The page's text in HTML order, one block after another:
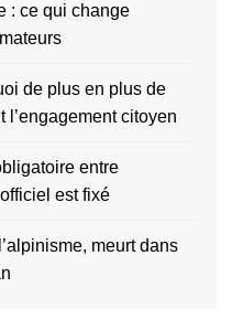
: ce qui change
de plus en plus de
l’engagement citoyen
entre
est fixé
meurt dans